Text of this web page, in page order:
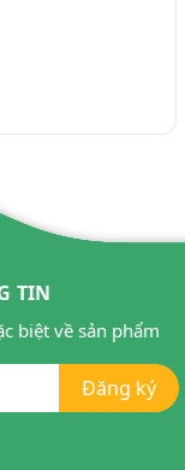
TIN
biệt về sản phẩm
Đăng ký